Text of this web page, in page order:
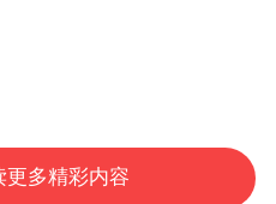
续优化服务，丰富数
提高普惠金融的覆盖
更多精彩内容